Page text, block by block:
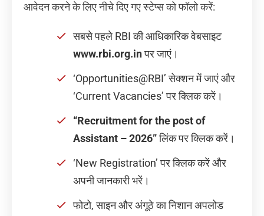
आवेदन करने के लिए नीचे दिए गए स्टेप्स को फॉलो करें:
सबसे पहले RBI की आधिकारिक वेबसाइट
www.rbi.org.inपर जाएं।
‘Opportunities@RBI’ सेक्शन में जाएं और
‘Current Vacancies’ पर क्लिक करें।
“Recruitment for the post of
Assistant – 2026”लिंक पर क्लिक करें।
‘New Registration’ पर क्लिक करें और
अपनी जानकारी भरें।
फोटो, साइन और अंगूठे का निशान अपलोड